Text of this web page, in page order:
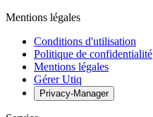
Mentions légales
Conditions d'utilisation
Politique de confidentialité
Mentions légales
Gérer Utiq
Privacy-Manager